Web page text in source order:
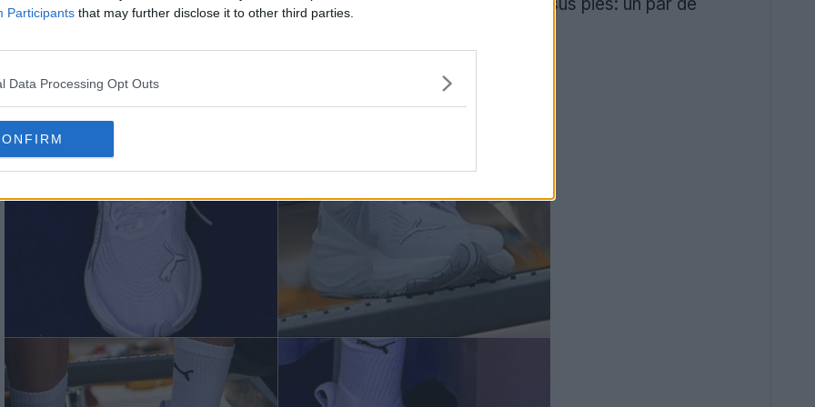
Participants that may further disclose it to other third parties.
Data Processing Opt Outs
no un par de su patrocinador de toda la vida, Nike.